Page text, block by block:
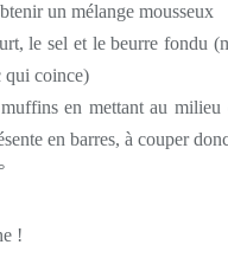
un mélange mousseux
le sel et le beurre fondu
qui coince)
en mettant au milieu
en barres, à couper
!